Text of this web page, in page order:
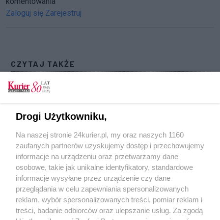
Zaloguj się Zarejestruj
CZYTAJ TAKŻE
Rozpoczął się powtórny proces w sprawie
zabójstwa trzech kobiet w Kołobrzegu
Sprawa „Krwawego Tulipana” z Kołobrzegu
trafiła do Sądu Najwyższego
Nie będzie postępowania ws. sędziów, którzy
uchylili wyrok wobec "Krwawego Tulipana"
POGODA
19℃
Drogi Użytkowniku,
Na naszej stronie 24kurier.pl, my oraz naszych 1160
zaufanych partnerów uzyskujemy dostęp i przechowujemy
informacje na urządzeniu oraz przetwarzamy dane
osobowe, takie jak unikalne identyfikatory, standardowe
informacje wysyłane przez urządzenie czy dane
przeglądania w celu zapewniania spersonalizowanych
reklam, wybór spersonalizowanych treści, pomiar reklam i
treści, badanie odbiorców oraz ulepszanie usług. Za zgodą